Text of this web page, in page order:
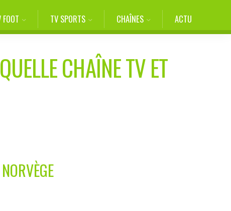
FOOT TV SPORTS CHAÎNES ACTU
CHAÎNE TV ET